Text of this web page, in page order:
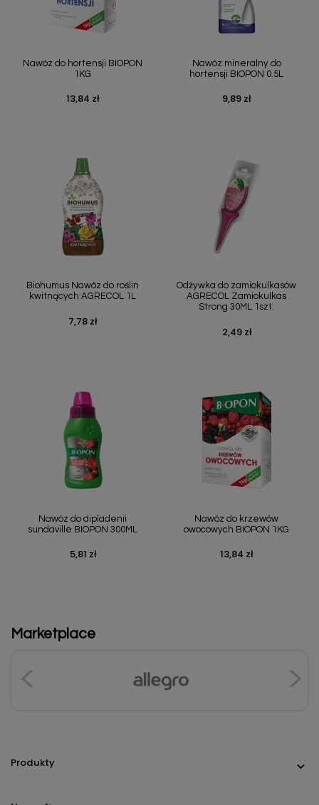
Nawóz do hortensji BIOPON
1KG
Cena
13,84 zł
Nawóz mineralny do
hortensji BIOPON 0.5L
Cena
9,89 zł
Biohumus Nawóz do roślin
kwitnących AGRECOL 1L
Cena
7,78 zł
Odżywka do zamiokulkasów
AGRECOL Zamiokulkas
Strong 30ML 1szt.
Cena
2,49 zł
Nawóz do dipladenii
sundaville BIOPON 300ML
Cena
5,81 zł
Nawóz do krzewów
owocowych BIOPON 1KG
Cena
13,84 zł
Marketplace
Produkty